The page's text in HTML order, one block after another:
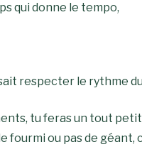
qui donne le tempo,
sait respecter le rythme
tu feras un tout
fourmi ou pas de géant,